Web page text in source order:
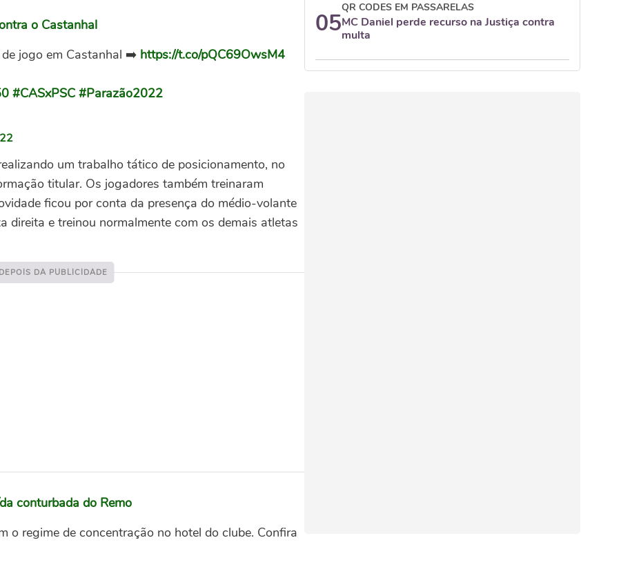
o Castanhal
jogo em Castanhal ➡️ https://t.co/pQC69OwsM4
#CASxPSC #Parazão2022
um trabalho tático de posicionamento, no
titular. Os jogadores também treinaram
ficou por conta da presença do médio-volante
direita e treinou normalmente com os demais atletas
conturbada do Remo
o regime de concentração no hotel do clube. Confira
05
QR CODES EM PASSARELAS
MC Daniel perde recurso na Justiça contra
multa